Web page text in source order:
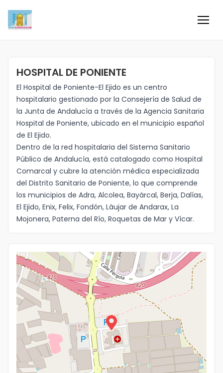
Información
Negocios
Colaboradores
Blog
Eventos
Ofertas e ideas para disfrutar
Idioma
HOSPITAL DE PONIENTE
El Hospital de Poniente-El Ejido es un centro
hospitalario gestionado por la Consejería de Salud de
la Junta de Andalucía a través de la Agencia Sanitaria
Hospital de Poniente, ubicado en el municipio español
de El Ejido.
Dentro de la red hospitalaria del Sistema Sanitario
Público de Andalucía, está catalogado como Hospital
Comarcal y cubre la atención médica especializada
del Distrito Sanitario de Poniente, lo que comprende
los municipios de Adra, Alcolea, Bayárcal, Berja, Dalías,
El Ejido, Enix, Felix, Fondón, Láujar de Andarax, La
Mojonera, Paterna del Río, Roquetas de Mar y Vícar.